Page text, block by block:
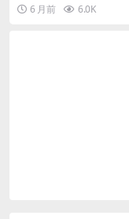
6 月前 6.0K